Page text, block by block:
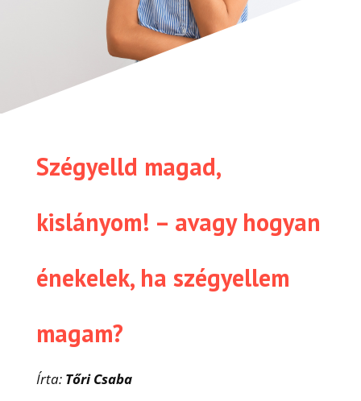
Szégyelld magad,
kislányom! – avagy hogyan
énekelek, ha szégyellem
magam?
Írta: Tőri Csaba